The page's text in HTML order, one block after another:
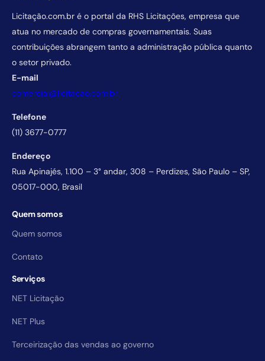
Licitação.com.br é o portal da RHS Licitações, empresa que
atua no mercado de compras governamentais. Suas
contribuições abrangem tanto a administração pública quanto
o setor privado.
E-mail
comercial@licitacao.com.br
Telefone
(11) 3677-0777
Endereço
Rua Apinajés, 1.100 – 3° andar, 308 – Perdizes, São Paulo – SP,
05017-000, Brasil
Quem somos
Quem somos
Contato
Serviços
NET Licitação
NET Plus
Terceirização das vendas ao governo